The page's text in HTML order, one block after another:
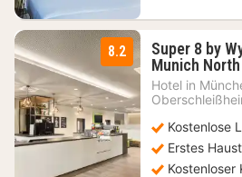
8.2
Super 8 by
Munich North
Hotel in
Kostenlose
Erstes
Kostenloser